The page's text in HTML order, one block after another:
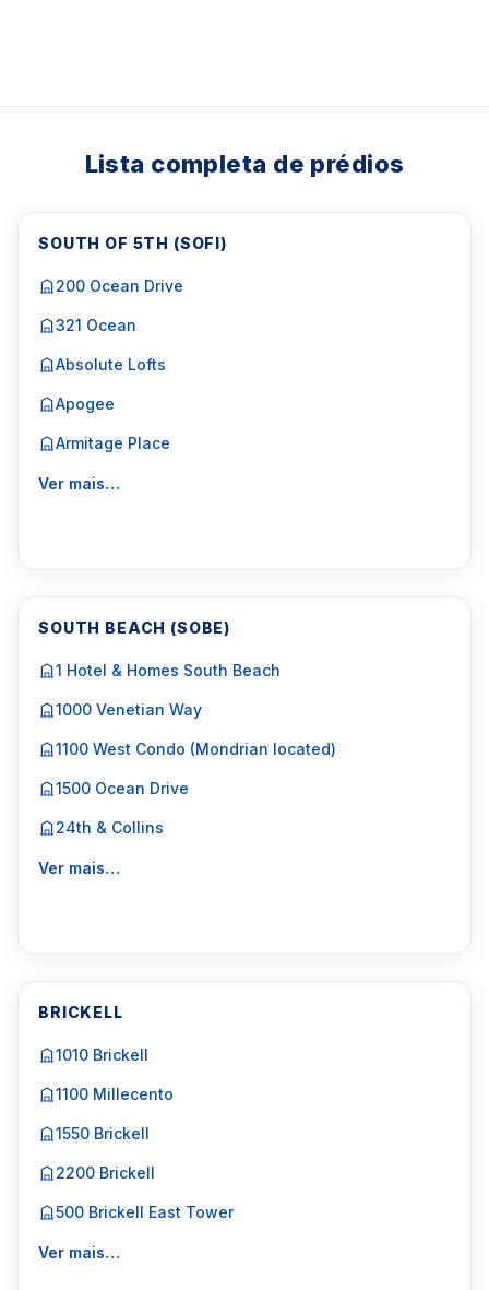
Lista completa de prédios
SOUTH OF 5TH (SOFI)
200 Ocean Drive
321 Ocean
Absolute Lofts
Apogee
Armitage Place
Ver mais…
SOUTH BEACH (SOBE)
1 Hotel & Homes South Beach
1000 Venetian Way
1100 West Condo (Mondrian located)
1500 Ocean Drive
24th & Collins
Ver mais…
BRICKELL
1010 Brickell
1100 Millecento
1550 Brickell
2200 Brickell
500 Brickell East Tower
Ver mais…